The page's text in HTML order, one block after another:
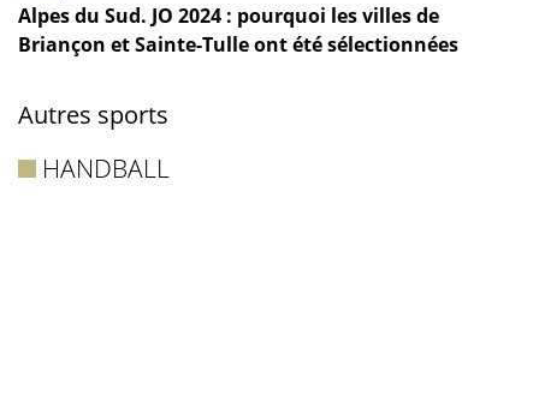
Alpes du Sud. JO 2024 : pourquoi les villes de
Briançon et Sainte-Tulle ont été sélectionnées
Autres sports
HANDBALL